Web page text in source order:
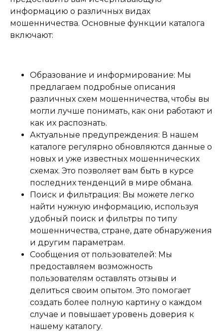
информацию о различных видах
мошенничества. Основные функции каталога
включают:
Образование и информирование: Мы
предлагаем подробные описания
различных схем мошенничества, чтобы вы
могли лучше понимать, как они работают и
как их распознать.
Актуальные предупреждения: В нашем
каталоге регулярно обновляются данные о
новых и уже известных мошеннических
схемах. Это позволяет вам быть в курсе
последних тенденций в мире обмана.
Поиск и фильтрация: Вы можете легко
найти нужную информацию, используя
удобный поиск и фильтры по типу
мошенничества, стране, дате обнаружения
и другим параметрам.
Сообщения от пользователей: Мы
предоставляем возможность
пользователям оставлять отзывы и
делиться своим опытом. Это помогает
создать более полную картину о каждом
случае и повышает уровень доверия к
нашему каталогу.